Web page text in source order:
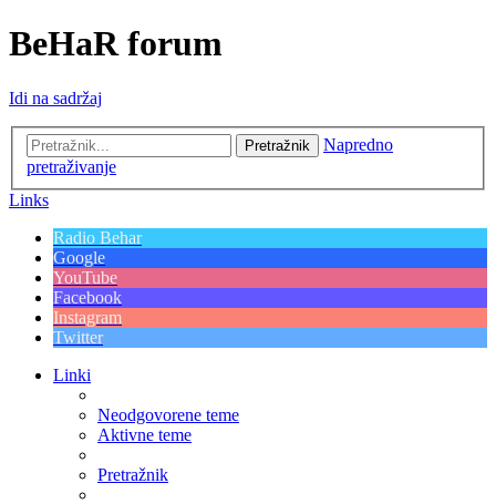
BeHaR forum
Idi na sadržaj
Pretražnik
Napredno
pretraživanje
Links
Radio Behar
Google
YouTube
Facebook
Instagram
Twitter
Linki
Neodgovorene teme
Aktivne teme
Pretražnik